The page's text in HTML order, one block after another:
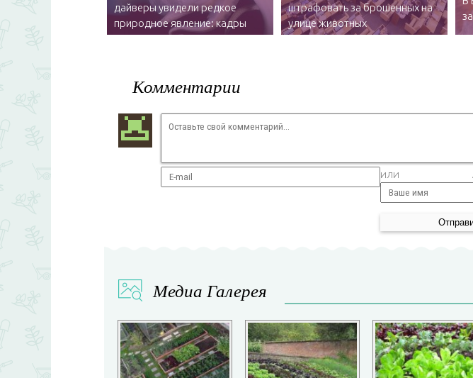
дайверы увидели редкое
природное явление: кадры
штрафовать за брошенных на
улице животных
Комментарии
ИЛИ
Медиа Галерея